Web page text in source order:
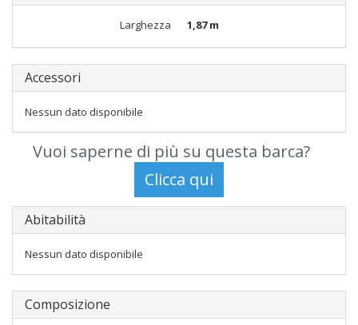
Larghezza 1,87 m
Accessori
Nessun dato disponibile
Vuoi saperne di più su questa barca?
Abitabilità
Nessun dato disponibile
Composizione